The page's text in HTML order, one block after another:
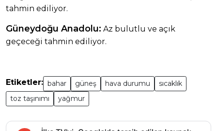
tahmin ediliyor.
Güneydoğu Anadolu: Az bulutlu ve açık
geçeceği tahmin ediliyor.
Etiketler: bahar güneş hava durumu
sıcaklık
toz taşınımı
yağmur